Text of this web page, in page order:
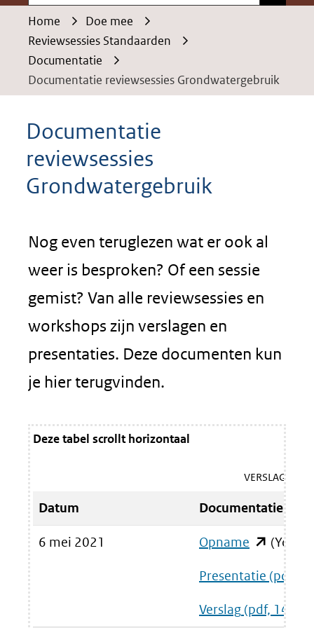
Home
Doe mee
Reviewsessies Standaarden
Documentatie
Documentatie reviewsessies Grondwatergebruik
Documentatie
reviewsessies
Grondwatergebruik
Nog even teruglezen wat er ook al
weer is besproken? Of een sessie
gemist? Van alle reviewsessies en
workshops zijn verslagen en
presentaties. Deze documenten kun
je hier terugvinden.
Deze tabel scrollt horizontaal
VERSLAGEN
Datum Documentatie
6 mei 2021 Opname (opent
nieuw
venster)
Presentatie (pdf,
Verslag (pdf, 148